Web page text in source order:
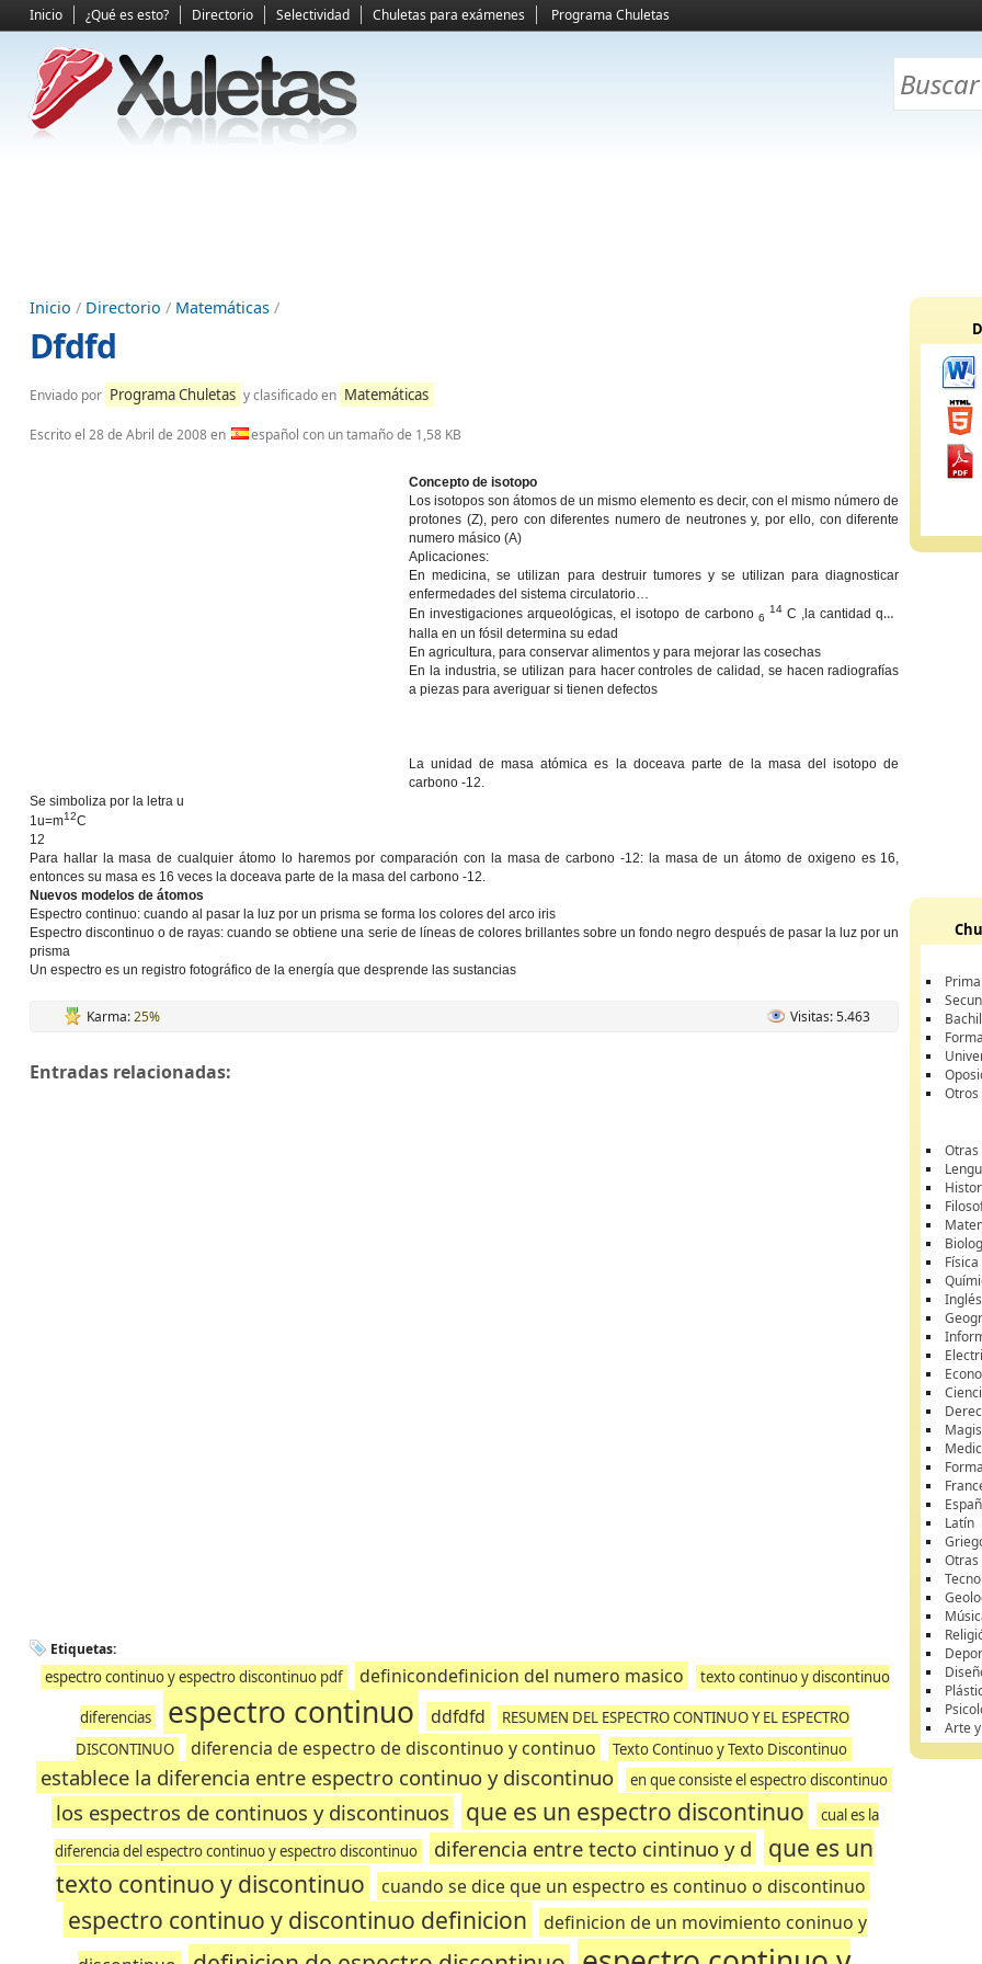
Inicio ¿Qué es esto? Directorio Selectividad Chuletas para exámenes Programa Chuletas
Inicio / Directorio / Matemáticas /
Dfdfd
Enviado por Programa Chuletas y clasificado en Matemáticas
Escrito el 28 de Abril de 2008en español con un tamaño de 1,58 KB
Concepto de isotopo
Los isotopos son átomos de un mismo elemento es decir, con el mismo número de
protones (Z), pero con diferentes numero de neutrones y, por ello, con diferente
numero másico (A)
Aplicaciones:
En medicina, se utilizan para destruir tumores y se utilizan para diagnosticar
enfermedades del sistema circulatorio…
En investigaciones arqueológicas, el isotopo de carbono 6
14 C ,la cantidad que
halla en un fósil determina su edad
En agricultura, para conservar alimentos y para mejorar las cosechas
En la industria, se utilizan para hacer controles de calidad, se hacen radiografías
a piezas para averiguar si tienen defectos
La unidad de masa atómica es la doceava parte de la masa del isotopo de
carbono -12.
Se simboliza por la letra u
1u=m12C
12
Para hallar la masa de cualquier átomo lo haremos por comparación con la masa de carbono -12: la masa de un átomo de oxigeno es 16,
entonces su masa es 16 veces la doceava parte de la masa del carbono -12.
Nuevos modelos de átomos
Espectro continuo: cuando al pasar la luz por un prisma se forma los colores del arco iris
Espectro discontinuo o de rayas: cuando se obtiene una serie de líneas de colores brillantes sobre un fondo negro después de pasar la luz por un
prisma
Un espectro es un registro fotográfico de la energía que desprende las sustancias
Karma:25% Visitas: 5.463
Entradas relacionadas:
Etiquetas:
espectro continuo y espectro discontinuo pdf definicondefinicion del numero masico texto continuo y discontinuo
diferencias espectro continuo ddfdfd
RESUMEN DEL ESPECTRO CONTINUO Y EL ESPECTRO
DISCONTINUO
diferencia de espectro de discontinuo y continuo Texto Continuo y Texto Discontinuo
establece la diferencia entre espectro continuo y discontinuo en que consiste el espectro discontinuo
los espectros de continuos y discontinuos que es un espectro discontinuo
cual es la
diferencia del espectro continuo y espectro discontinuo
diferencia entre tecto cintinuo y d
que es un
texto continuo y discontinuo
cuando se dice que un espectro es continuo o discontinuo
espectro continuo y discontinuo definicion
definicion de un movimiento coninuo y
Otros
Física
Inglés
Latín
Arte